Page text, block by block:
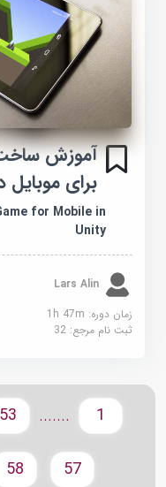
آموزش ساخت
برای موبایل
for Mobile in
Unity
Lars Alin
زمان دوره: 1h 47m
ثبت نام مرجع:32
.......
53
57
58